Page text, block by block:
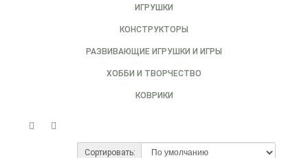
ИГРУШКИ
КОНСТРУКТОРЫ
РАЗВИВАЮЩИЕ ИГРУШКИ И ИГРЫ
ХОББИ И ТВОРЧЕСТВО
КОВРИКИ
Сортировать: